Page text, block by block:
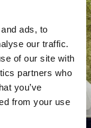
ads, to
our traffic.
of our site with
partners who
you’ve
from your use